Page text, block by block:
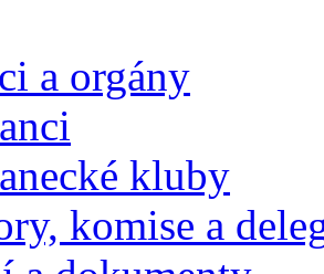
a orgány
kluby
komise a